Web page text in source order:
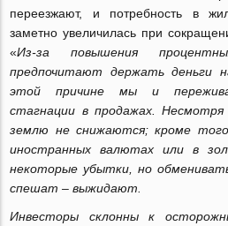
переезжают, и потребность в
заметно увеличилась при
«Из-за повышения
предпочитают держать деньги
этой причине мы и
стагнации в продажах.
землю не снижаются; кроме
иностранных валютах или в
некоторые убытки, но
спешат – выжидают.
Инвесторы склонны к